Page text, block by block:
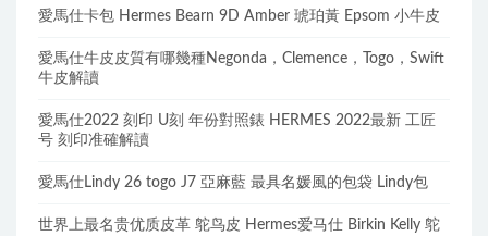
愛馬仕卡包 Hermes Bearn 9D Amber 琥珀黃 Epsom 小牛皮
愛馬仕牛皮皮質有哪幾種Negonda，Clemence，Togo，Swift
牛皮解讀
愛馬仕2022 刻印 U刻 年份對照錶 HERMES 2022最新 工匠
号 刻印准確解讀
愛馬仕Lindy 26 togo J7 亞麻藍 最具名媛風的包袋 Lindy包
世界上最名贵优质皮革 鸵鸟皮 Hermes爱马仕 Birkin Kelly 鸵